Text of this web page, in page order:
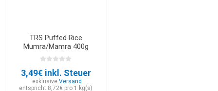
TRS Puffed Rice
Mumra/Mamra 400g
3,49€ inkl. Steuer
exklusiveVersand
entspricht 8,72€ pro 1 kg(s)